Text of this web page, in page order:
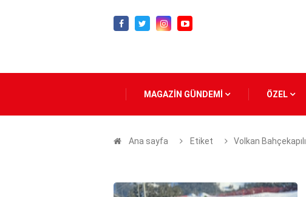
MAGAZİN GÜNDEMİ ÖZEL
Ana sayfa Etiket Volkan Bahçekapılı